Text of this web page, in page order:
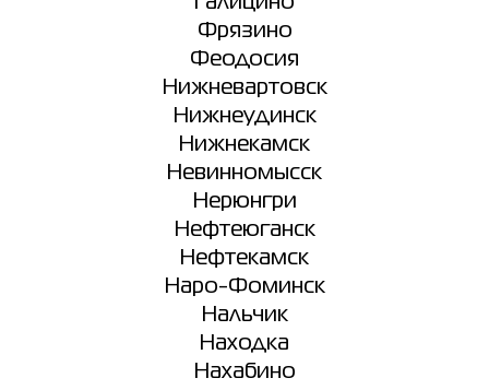
Фрязино
Феодосия
Нижневартовск
Нижнеудинск
Нижнекамск
Невинномысск
Нерюнгри
Нефтеюганск
Нефтекамск
Наро-Фоминск
Нальчик
Находка
Нахабино